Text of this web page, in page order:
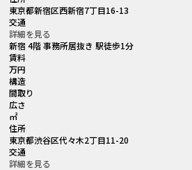
東京都新宿区西新宿7丁目16-13
交通
詳細を見る
新宿 4階 事務所居抜き 駅徒歩1分
賃料
万円
構造
間取り
広さ
㎡
住所
東京都渋谷区代々木2丁目11-20
交通
詳細を見る